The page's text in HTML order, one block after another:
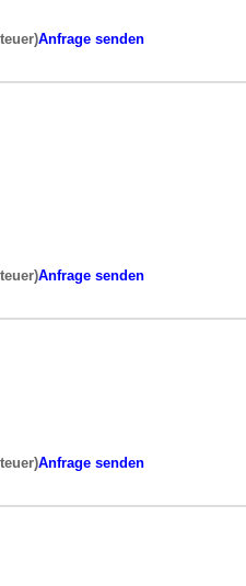
Anfrage senden
Anfrage senden
Anfrage senden